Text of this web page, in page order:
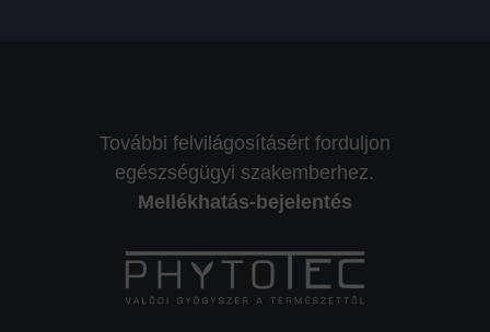
További felvilágosításért forduljon
egészségügyi szakemberhez.
Mellékhatás-bejelentés